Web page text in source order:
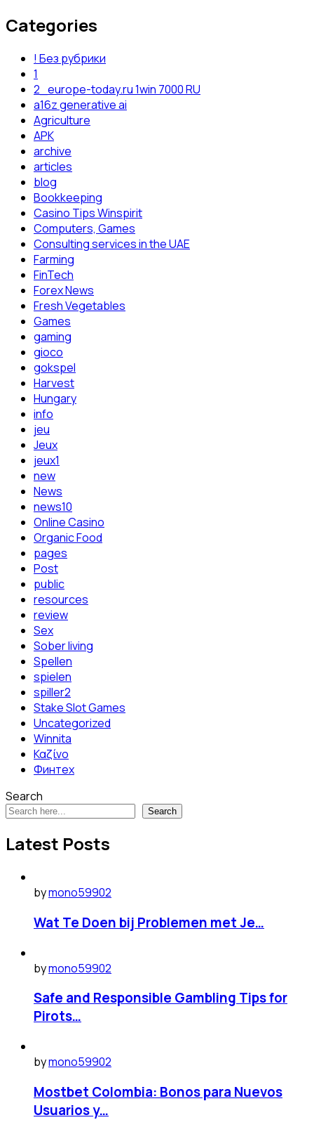
Categories
! Без рубрики
1
2_europe-today.ru 1win 7000 RU
a16z generative ai
Agriculture
APK
archive
articles
blog
Bookkeeping
Casino Tips Winspirit
Computers, Games
Consulting services in the UAE
Farming
FinTech
Forex News
Fresh Vegetables
Games
gaming
gioco
gokspel
Harvest
Hungary
info
jeu
Jeux
jeux1
new
News
news10
Online Casino
Organic Food
pages
Post
public
resources
review
Sex
Sober living
Spellen
spielen
spiller2
Stake Slot Games
Uncategorized
Winnita
Καζίνο
Финтех
Search
Search
Latest Posts
bymono59902
Wat Te Doen bij Problemen met Je…
bymono59902
Safe and Responsible Gambling Tips for
Pirots…
bymono59902
Mostbet Colombia: Bonos para Nuevos
Usuarios y…